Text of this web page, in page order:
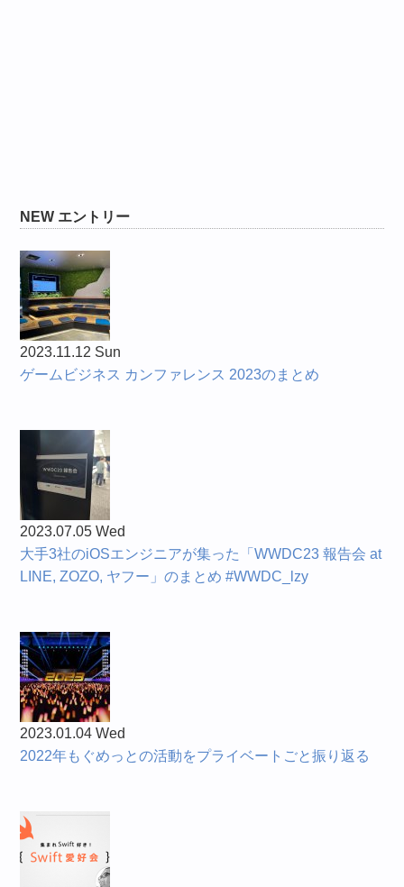
NEW エントリー
2023.11.12 Sun
ゲームビジネス カンファレンス 2023のまとめ
2023.07.05 Wed
大手3社のiOSエンジニアが集った「WWDC23 報告会 at
LINE, ZOZO, ヤフー」のまとめ #WWDC_lzy
2023.01.04 Wed
2022年もぐめっとの活動をプライベートごと振り返る